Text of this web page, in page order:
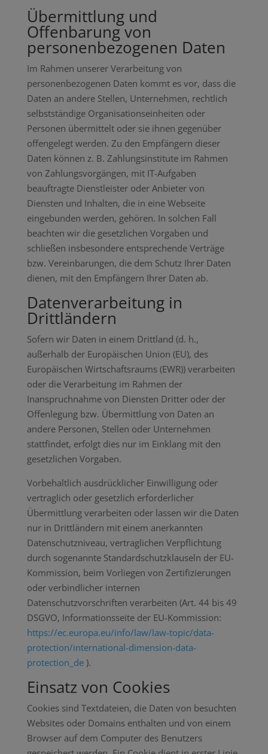
Übermittlung und
Offenbarung von
personenbezogenen Daten
Im Rahmen unserer Verarbeitung von
personenbezogenen Daten kommt es vor, dass die
Daten an andere Stellen, Unternehmen, rechtlich
selbstständige Organisationseinheiten oder
Personen übermittelt oder sie ihnen gegenüber
offengelegt werden. Zu den Empfängern dieser
Daten können z. B. Zahlungsinstitute im Rahmen
von Zahlungsvorgängen, mit IT-Aufgaben
beauftragte Dienstleister oder Anbieter von
Diensten und Inhalten, die in eine Webseite
eingebunden werden, gehören. In solchen Fall
beachten wir die gesetzlichen Vorgaben und
schließen insbesondere entsprechende Verträge
bzw. Vereinbarungen, die dem Schutz Ihrer Daten
dienen, mit den Empfängern Ihrer Daten ab.
Datenverarbeitung in
Drittländern
Sofern wir Daten in einem Drittland (d. h.,
außerhalb der Europäischen Union (EU), des
Europäischen Wirtschaftsraums (EWR)) verarbeiten
oder die Verarbeitung im Rahmen der
Inanspruchnahme von Diensten Dritter oder der
Offenlegung bzw. Übermittlung von Daten an
andere Personen, Stellen oder Unternehmen
stattfindet, erfolgt dies nur im Einklang mit den
gesetzlichen Vorgaben.
Vorbehaltlich ausdrücklicher Einwilligung oder
vertraglich oder gesetzlich erforderlicher
Übermittlung verarbeiten oder lassen wir die Daten
nur in Drittländern mit einem anerkannten
Datenschutzniveau, vertraglichen Verpflichtung
durch sogenannte Standardschutzklauseln der EU-
Kommission, beim Vorliegen von Zertifizierungen
oder verbindlicher internen
Datenschutzvorschriften verarbeiten (Art. 44 bis 49
DSGVO, Informationsseite der EU-Kommission:
https://ec.europa.eu/info/law/law-topic/data-
protection/international-dimension-data-
protection_de).
Einsatz von Cookies
Cookies sind Textdateien, die Daten von besuchten
Websites oder Domains enthalten und von einem
Browser auf dem Computer des Benutzers